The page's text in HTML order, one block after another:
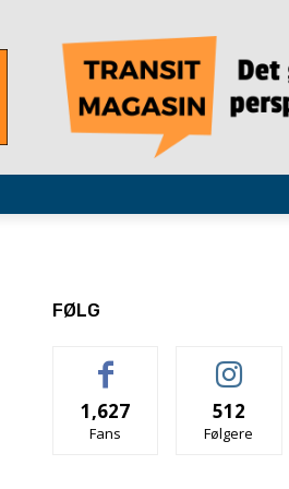
FØLG
1,627
Fans
512
Følgere